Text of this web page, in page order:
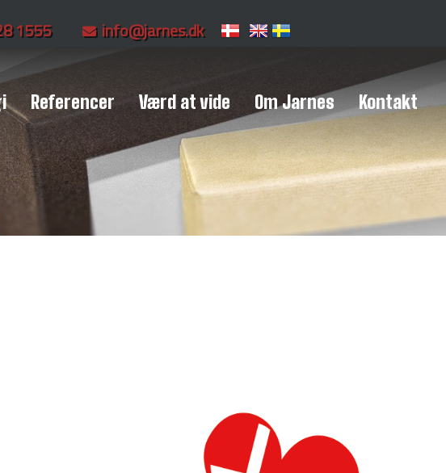
1555 info@jarnes.dk
Referencer Værd at vide Om Jarnes Kontakt